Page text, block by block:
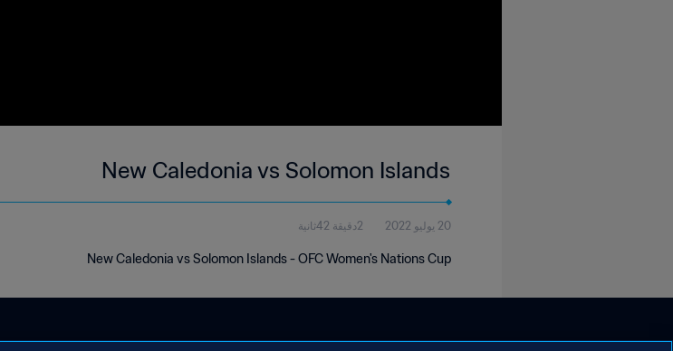
New Caledonia vs Solomon Islands
20 يوليو 2022 2دقيقة 42ثانية
New Caledonia vs Solomon Islands - OFC Women's Nations Cup